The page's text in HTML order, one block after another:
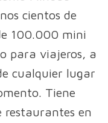
cientos de
100.000 mini
para viajeros, a
cualquier lugar
Tiene
restaurantes en